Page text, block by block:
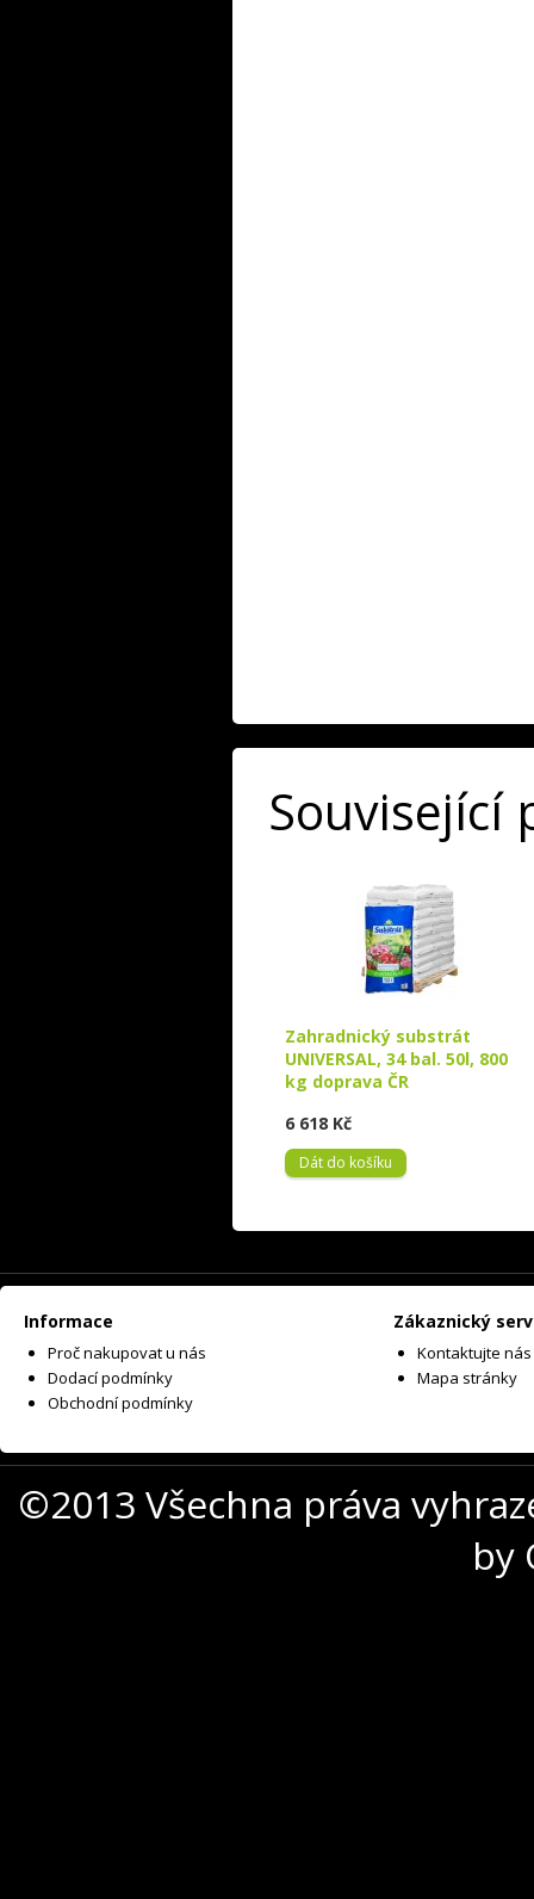
Související
Zahradnický substrát
UNIVERSAL, 34 bal. 50l, 800
kg doprava ČR
6 618 Kč
Dát do košíku
Informace
Proč nakupovat u nás
Dodací podmínky
Obchodní podmínky
Zákaznický
Kontaktujte nás
Mapa stránky
©2013 Všechna práva
by